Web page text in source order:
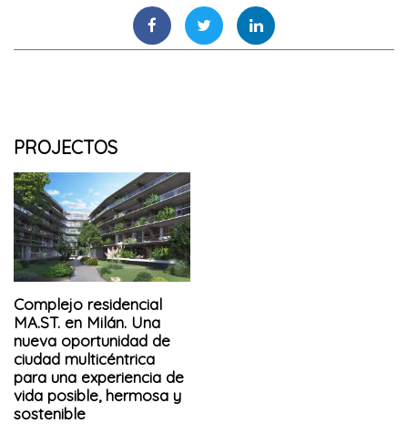
PROJECTOS
Complejo residencial
MA.ST. en Milán. Una
nueva oportunidad de
ciudad multicéntrica
para una experiencia de
vida posible, hermosa y
sostenible